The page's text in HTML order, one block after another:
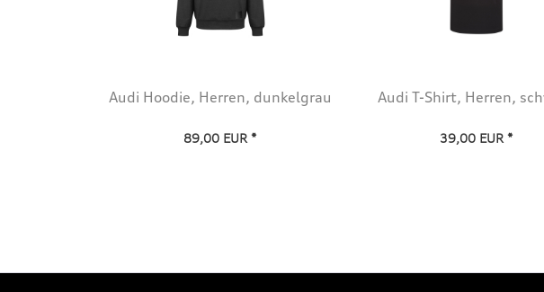
Audi Hoodie, Herren, dunkelgrau
89,00 EUR *
Audi T-Shirt, Herren,
39,00 EUR *